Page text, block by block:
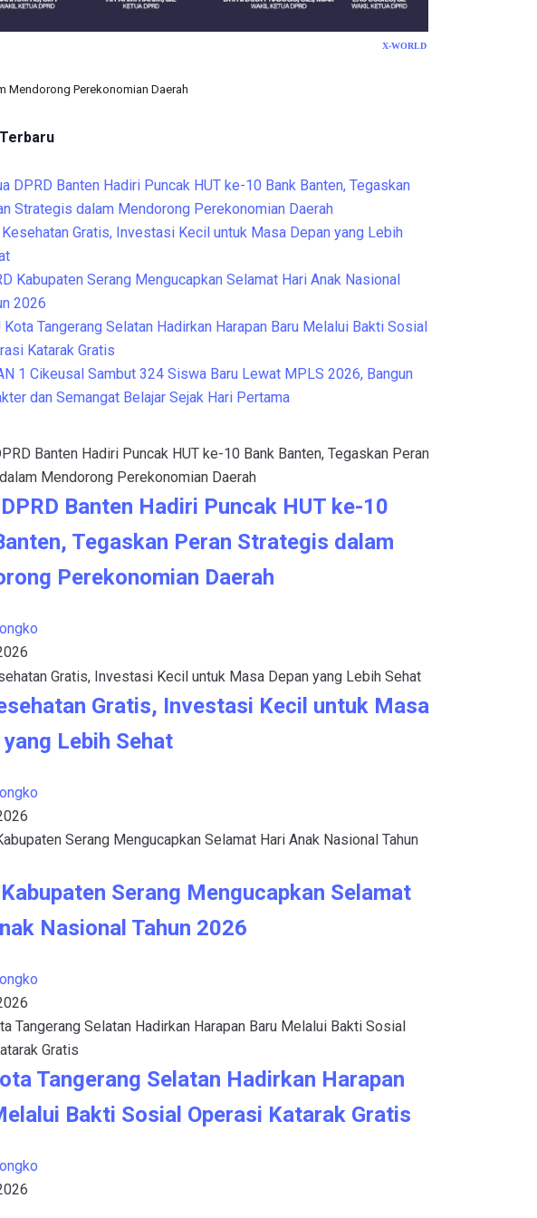
X-WORLD
Mendorong Perekonomian Daerah
DPRD Banten Hadiri Puncak HUT ke-10 Bank Banten, Tegaskan
Strategis dalam Mendorong Perekonomian Daerah
Gratis, Investasi Kecil untuk Masa Depan yang Lebih
Kabupaten Serang Mengucapkan Selamat Hari Anak Nasional
2026
Kota Tangerang Selatan Hadirkan Harapan Baru Melalui Bakti Sosial
Katarak Gratis
1 Cikeusal Sambut 324 Siswa Baru Lewat MPLS 2026, Bangun
dan Semangat Belajar Sejak Hari Pertama
Banten Hadiri Puncak HUT ke-10
Tegaskan Peran Strategis dalam
Perekonomian Daerah
Gratis, Investasi Kecil untuk Masa
yang Lebih Sehat
Kabupaten Serang Mengucapkan Selamat
Nasional Tahun 2026
Tangerang Selatan Hadirkan Harapan
Bakti Sosial Operasi Katarak Gratis